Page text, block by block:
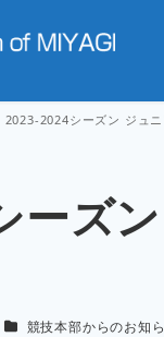
2023-2024シーズン ジュ
ーズ
カテゴリー
競技本部からのお知